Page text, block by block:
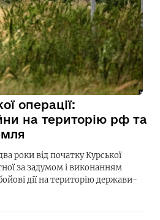
операції:
на територію рф та
роки від початку Курської
за задумом і виконанням
дії на територію держави-